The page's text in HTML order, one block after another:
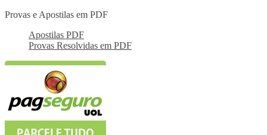
Provas e Apostilas em PDF
Apostilas PDF
Provas Resolvidas em PDF